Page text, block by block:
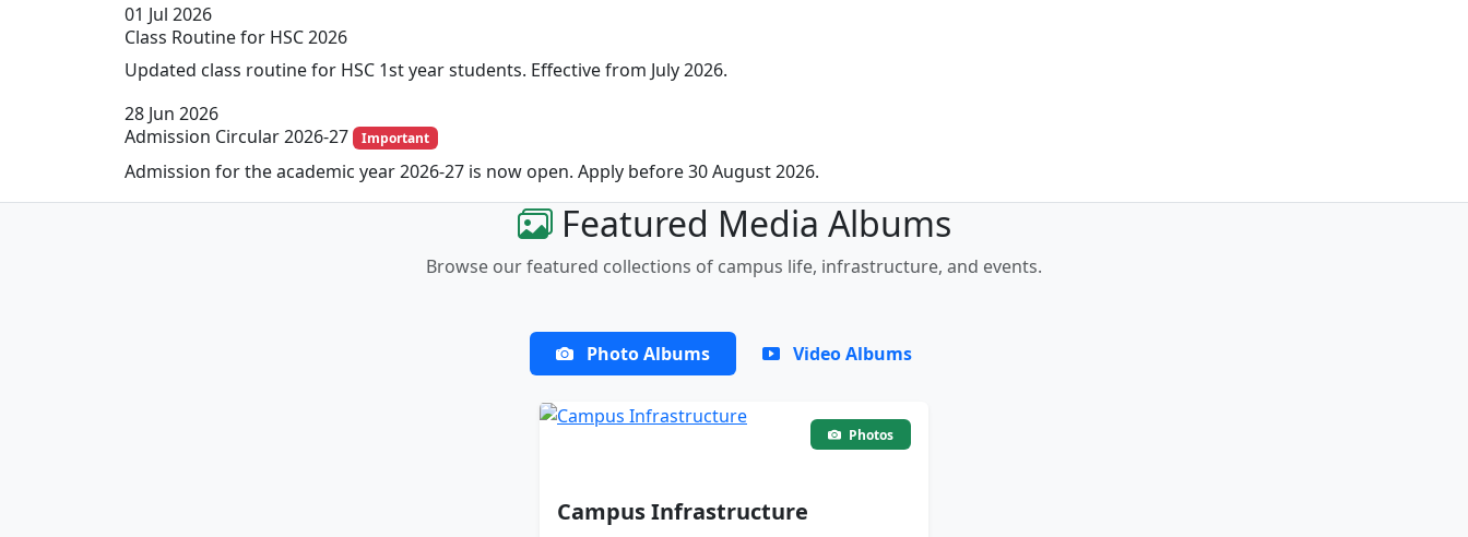
01 Jul 2026
Class Routine for HSC 2026
Updated class routine for HSC 1st year students. Effective from July 2026.
28 Jun 2026
Admission Circular 2026-27
Important
Admission for the academic year 2026-27 is now open. Apply before 30 August 2026.
Featured Media Albums
Browse our featured collections of campus life, infrastructure, and events.
Photo Albums Video Albums
Photos
Campus Infrastructure